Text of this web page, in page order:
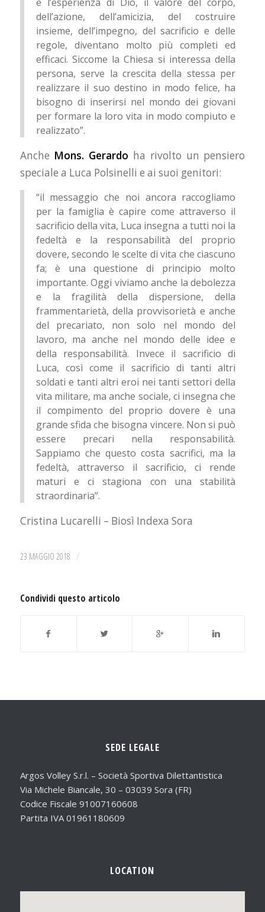
dell’azione, dell’amicizia, del costruire
insieme, dell’impegno, del sacrificio e delle
regole, diventano molto più completi ed
efficaci. Siccome la Chiesa si interessa della
persona, serve la crescita della stessa per
realizzare il suo destino in modo felice, ha
bisogno di inserirsi nel mondo dei giovani
per formare la loro vita in modo compiuto e
realizzato”.
Anche Mons. Gerardo ha rivolto un pensiero
speciale a Luca Polsinelli e ai suoi genitori:
“il messaggio che noi ancora raccogliamo
per la famiglia è capire come attraverso il
sacrificio della vita, Luca insegna a tutti noi la
fedeltà e la responsabilità del proprio
dovere, secondo le scelte di vita che ciascuno
fa; è una questione di principio molto
importante. Oggi viviamo anche la debolezza
e la fragilità della dispersione, della
frammentarietà, della provvisorietà e anche
del precariato, non solo nel mondo del
lavoro, ma anche nel mondo delle idee e
della responsabilità. Invece il sacrificio di
Luca, così come il sacrificio di tanti altri
soldati e tanti altri eroi nei tanti settori della
vita militare, ma anche sociale, ci insegna che
il compimento del proprio dovere è una
grande sfida che bisogna vincere. Non si può
essere precari nella responsabilità.
Sappiamo che questo costa sacrifici, ma la
fedeltà, attraverso il sacrificio, ci rende
maturi e ci stagiona con una stabilità
straordinaria”.
Cristina Lucarelli – Biosì Indexa Sora
23 MAGGIO 2018 /
Condividi questo articolo
SEDE LEGALE
Argos Volley S.r.l. – Società Sportiva Dilettantistica
Via Michele Biancale, 30 – 03039 Sora (FR)
Codice Fiscale 91007160608
Partita IVA 01961180609
LOCATION